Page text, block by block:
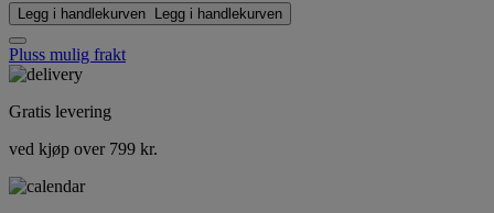
Legg i handlekurven Legg i handlekurven
Pluss mulig frakt
Gratis levering
ved kjøp over 799 kr.